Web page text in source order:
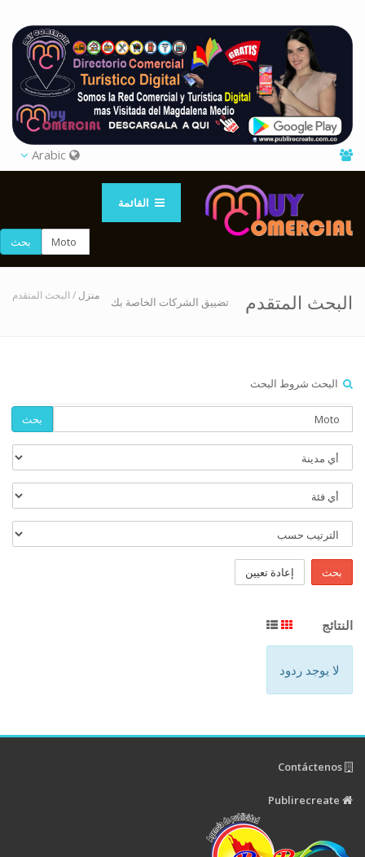
القائمة
بحث
البحث المتقدم تضييق الشركات الخاصة بك منزل / البحث المتقدم
البحث شروط البحث
بحث
بحث إعادة تعيين
النتائج
لا يوجد ردود